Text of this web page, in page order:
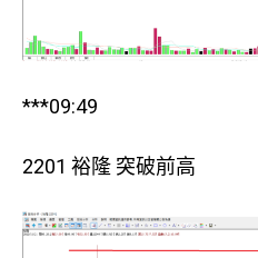
***09:49
2201 裕隆 突破前高